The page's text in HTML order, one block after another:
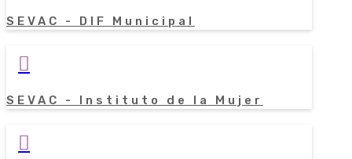
SEVAC - DIF Municipal

SEVAC - Instituto de la Mujer
